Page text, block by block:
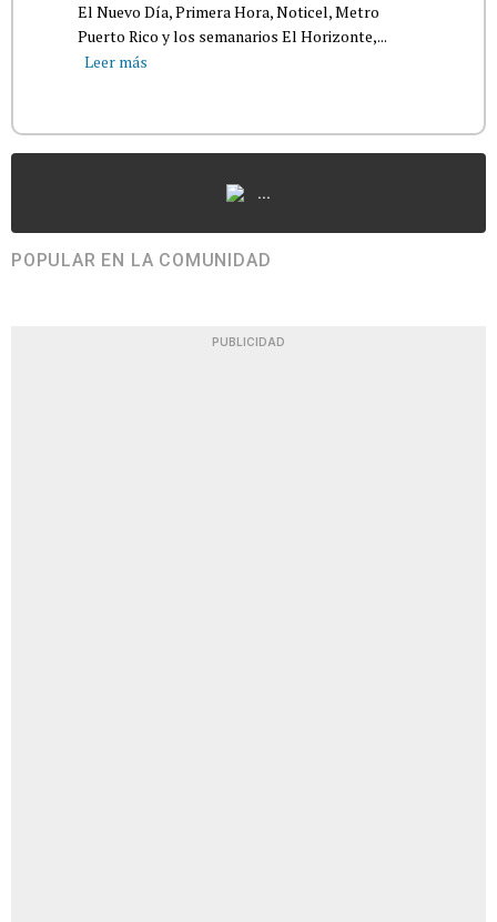
El Nuevo Día, Primera Hora, Noticel, Metro
Puerto Rico y los semanarios El Horizonte,...
Leer más
...
POPULAR EN LA COMUNIDAD
PUBLICIDAD